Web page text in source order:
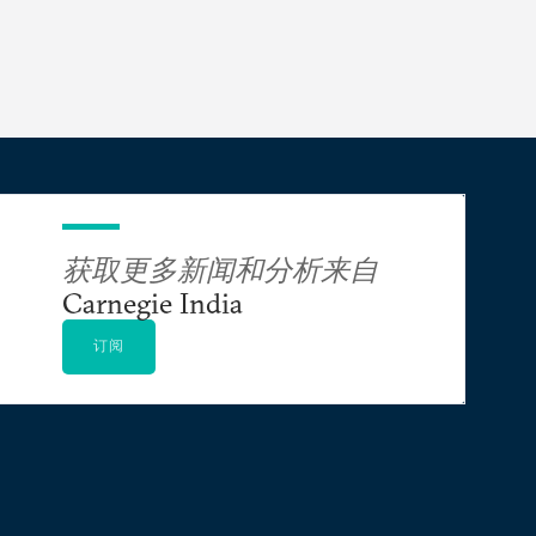
获取更多新闻和分析来自
Carnegie India
订阅